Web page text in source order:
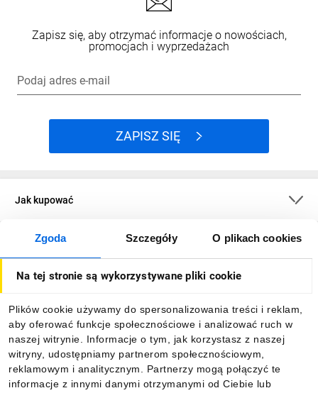
Zgoda Szczegóły O plikach cookies
Na tej stronie są wykorzystywane pliki cookie
Plików cookie używamy do spersonalizowania treści i reklam,
aby oferować funkcje społecznościowe i analizować ruch w
naszej witrynie. Informacje o tym, jak korzystasz z naszej
witryny, udostępniamy partnerom społecznościowym,
reklamowym i analitycznym. Partnerzy mogą połączyć te
informacje z innymi danymi otrzymanymi od Ciebie lub
Zapisz się, aby otrzymać informacje o nowościach,
promocjach i wyprzedażach
Podaj adres e-mail
ZAPISZ SIĘ
Jak kupować
O firmie
Informacje
Pobierz naszą aplikację mobilną: